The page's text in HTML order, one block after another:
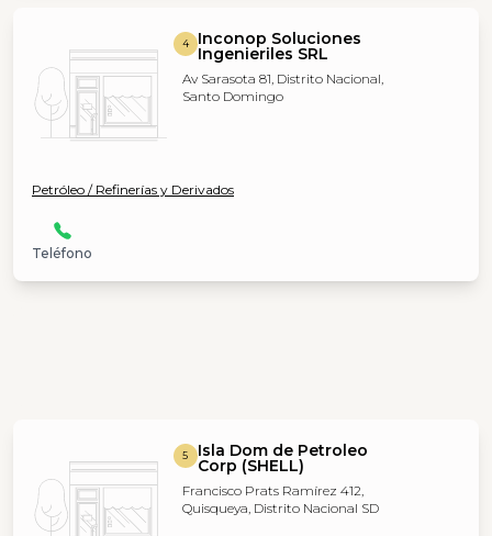
4 Inconop Soluciones
Ingenieriles SRL
Av Sarasota 81, Distrito Nacional,
Santo Domingo
Petróleo / Refinerías y Derivados
Teléfono
5 Isla Dom de Petroleo
Corp (SHELL)
Francisco Prats Ramírez 412,
Quisqueya, Distrito Nacional SD